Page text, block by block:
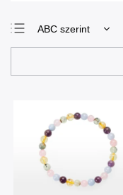
ABC szerint
Legolcsóbb elöl
Legdrágább